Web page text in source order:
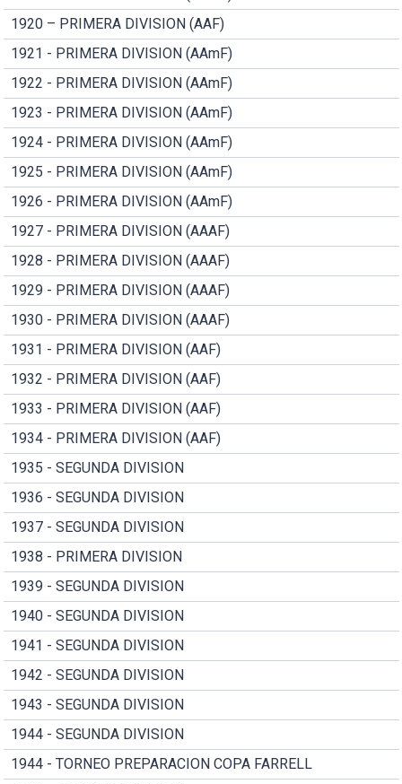
1920 – PRIMERA DIVISION (AAF)
1921 - PRIMERA DIVISION (AAmF)
1922 - PRIMERA DIVISION (AAmF)
1923 - PRIMERA DIVISION (AAmF)
1924 - PRIMERA DIVISION (AAmF)
1925 - PRIMERA DIVISION (AAmF)
1926 - PRIMERA DIVISION (AAmF)
1927 - PRIMERA DIVISION (AAAF)
1928 - PRIMERA DIVISION (AAAF)
1929 - PRIMERA DIVISION (AAAF)
1930 - PRIMERA DIVISION (AAAF)
1931 - PRIMERA DIVISION (AAF)
1932 - PRIMERA DIVISION (AAF)
1933 - PRIMERA DIVISION (AAF)
1934 - PRIMERA DIVISION (AAF)
1935 - SEGUNDA DIVISION
1936 - SEGUNDA DIVISION
1937 - SEGUNDA DIVISION
1938 - PRIMERA DIVISION
1939 - SEGUNDA DIVISION
1940 - SEGUNDA DIVISION
1941 - SEGUNDA DIVISION
1942 - SEGUNDA DIVISION
1943 - SEGUNDA DIVISION
1944 - SEGUNDA DIVISION
1944 - TORNEO PREPARACION COPA FARRELL